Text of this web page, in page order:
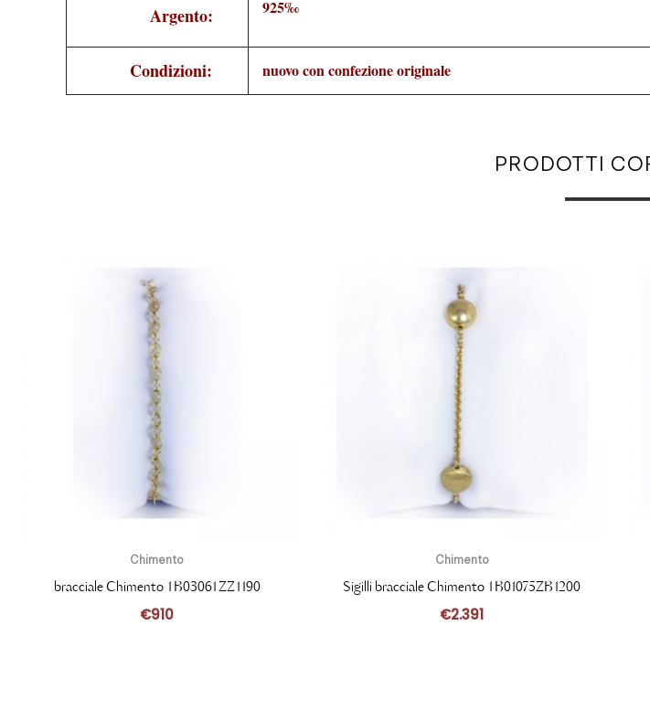
Argento: 925‰
Condizioni: nuovo con confezione originale
PRODOTTI
Chimento
bracciale Chimento 1B03061ZZ1190
€910
Chimento
Sigilli bracciale Chimento 1B01075ZB1200
€2.391